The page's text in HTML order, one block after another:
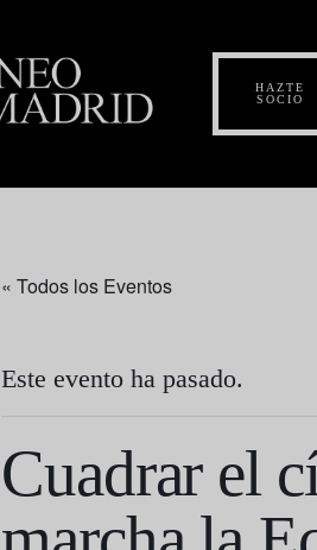
HAZTE
SOCIO
« Todos los Eventos
Este evento ha pasado.
Cuadrar el